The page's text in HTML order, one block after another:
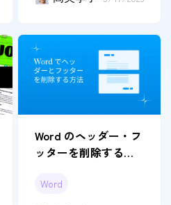
Word のヘッダー・フ
ッターを削除する方
Word